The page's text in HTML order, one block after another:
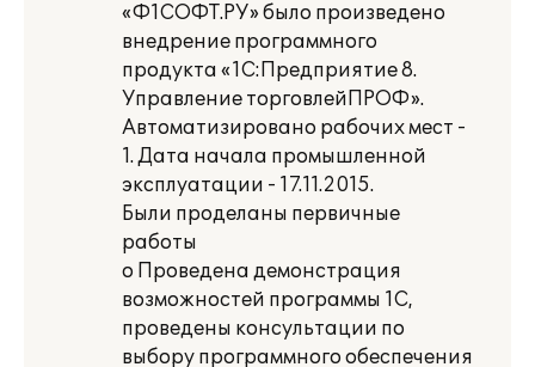
«Ф1СОФТ.РУ» было произведено
внедрение программного
продукта «1С:Предприятие 8.
Управление торговлейПРОФ».
Автоматизировано рабочих мест -
1. Дата начала промышленной
эксплуатации - 17.11.2015.
Были проделаны первичные
работы
o Проведена демонстрация
возможностей программы 1С,
проведены консультации по
выбору программного обеспечения